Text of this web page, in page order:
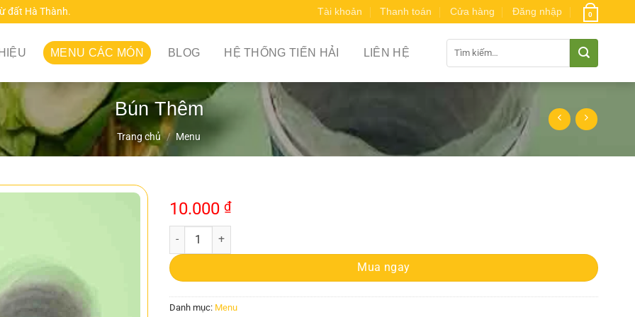
đất Hà Thành. Tài khoản Thanh toán Cửa hàng Đăng nhập 0
MENU CÁC MÓN BLOG HỆ THỐNG TIẾN HẢI LIÊN HỆ
kiếm:
Bún Thêm
Trang chủ / Menu
10.000 ₫
Bún Thêm số lượng
Mua ngay
Danh mục: Menu